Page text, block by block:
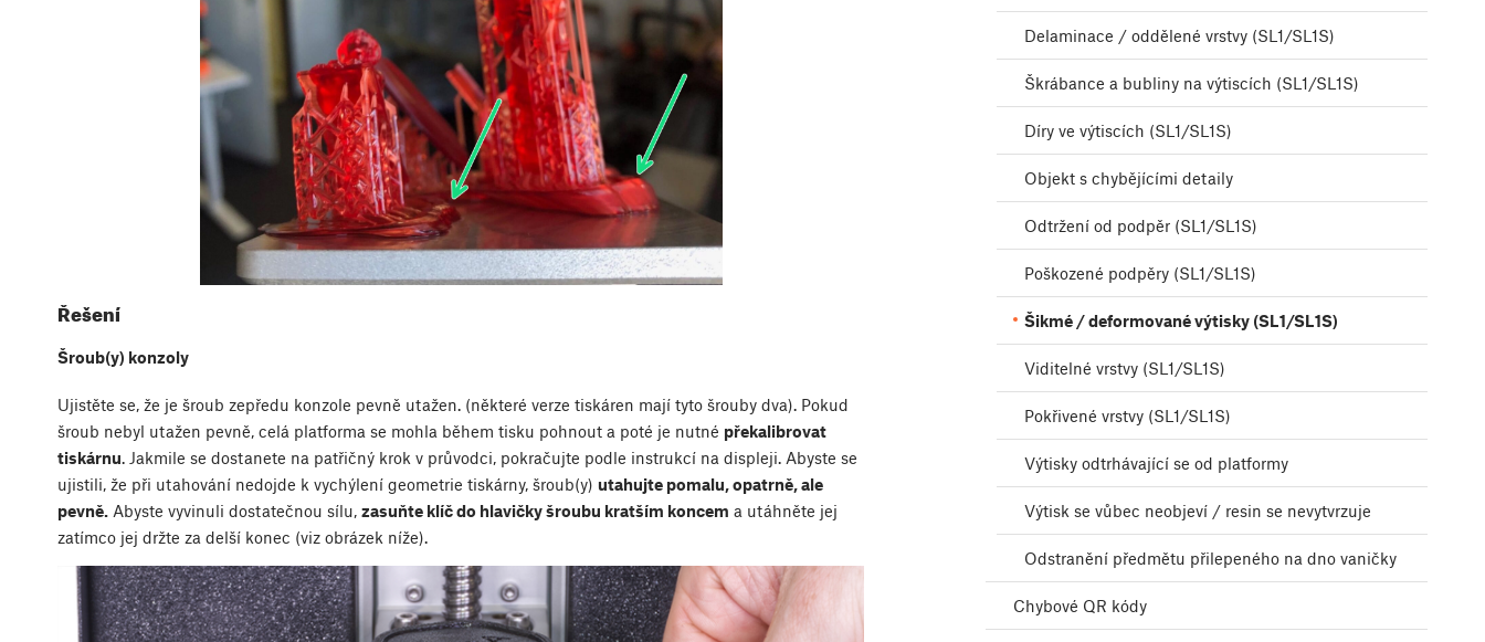
Řešení
Šroub(y) konzoly
Ujistěte se, že je šroub zepředu konzole pevně utažen. (některé verze tiskáren mají tyto šrouby dva). Pokud
šroub nebyl utažen pevně, celá platforma se mohla během tisku pohnout a poté je nutné překalibrovat
tiskárnu. Jakmile se dostanete na patřičný krok v průvodci, pokračujte podle instrukcí na displeji. Abyste se
ujistili, že při utahování nedojde k vychýlení geometrie tiskárny, šroub(y) utahujte pomalu, opatrně, ale
pevně. Abyste vyvinuli dostatečnou sílu, zasuňte klíč do hlavičky šroubu kratším koncem a utáhněte jej
zatímco jej držte za delší konec (viz obrázek níže).
Delaminace / oddělené vrstvy (SL1/SL1S)
Škrábance a bubliny na výtiscích (SL1/SL1S)
Díry ve výtiscích (SL1/SL1S)
Objekt s chybějícími detaily
Odtržení od podpěr (SL1/SL1S)
Poškozené podpěry (SL1/SL1S)
Šikmé / deformované výtisky (SL1/SL1S)
Viditelné vrstvy (SL1/SL1S)
Pokřivené vrstvy (SL1/SL1S)
Výtisky odtrhávající se od platformy
Výtisk se vůbec neobjeví / resin se nevytvrzuje
Odstranění předmětu přilepeného na dno vaničky
Chybové QR kódy